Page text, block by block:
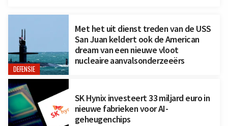
DEFENSIE
Met het uit dienst treden van de USS
San Juan keldert ook de American
dream van een nieuwe vloot
nucleaire aanvalsonderzeeërs
SK Hynix investeert 33 miljard euro in
nieuwe fabrieken voor AI-
geheugenchips